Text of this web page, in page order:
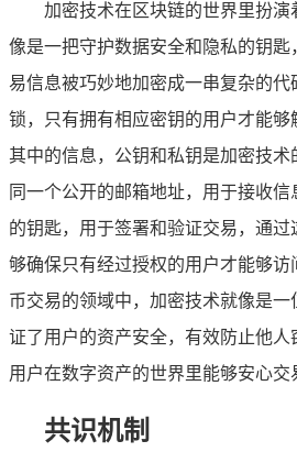
加密技术在区块链的世界里扮
像是一把守护数据安全和隐私的钥
易信息被巧妙地加密成一串复杂的
锁，只有拥有相应密钥的用户才能
其中的信息，公钥和私钥是加密技术
同一个公开的邮箱地址，用于接收
的钥匙，用于签署和验证交易，通
够确保只有经过授权的用户才能够
币交易的领域中，加密技术就像是
证了用户的资产安全，有效防止他
用户在数字资产的世界里能够安心交
共识机制